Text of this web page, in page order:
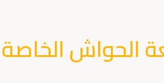
الحواش الخاصة